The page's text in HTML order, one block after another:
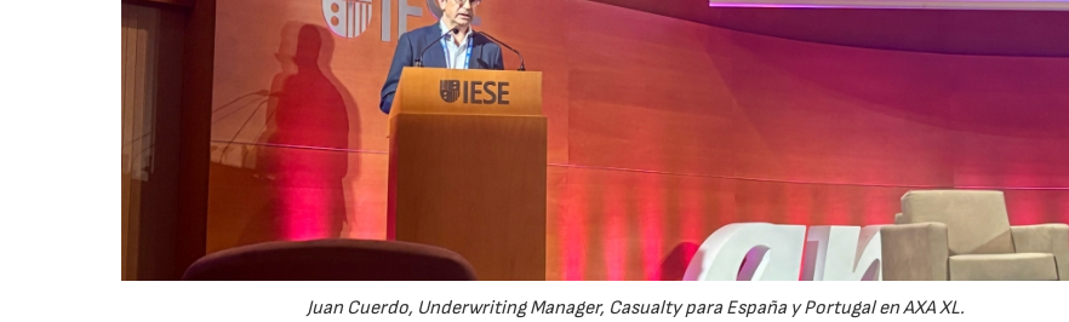
Juan Cuerdo, Underwriting Manager, Casualty para España y Portugal en AXA XL.